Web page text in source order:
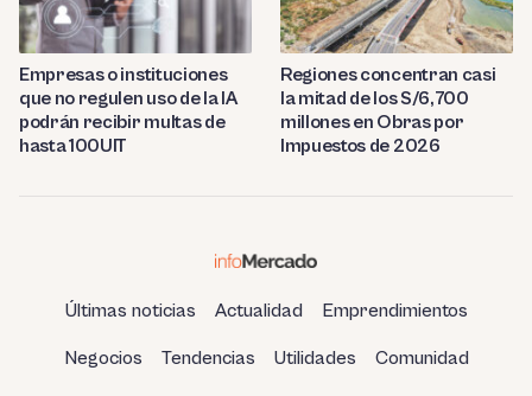
Empresas o instituciones
que no regulen uso de la IA
podrán recibir multas de
hasta 100UIT
Regiones concentran casi
la mitad de los S/6,700
millones en Obras por
Impuestos de 2026
Últimas noticias Actualidad Emprendimientos
Negocios Tendencias Utilidades Comunidad